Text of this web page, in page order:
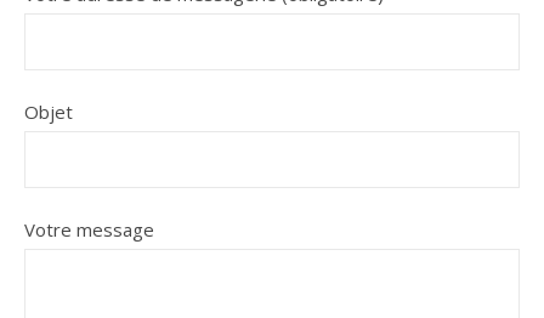
Objet
Votre message